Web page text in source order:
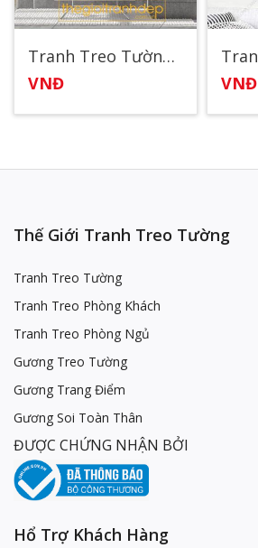
Tranh Treo Tường Thuyền Buồm
VNĐ
VNĐ
Thế Giới Tranh Treo Tường
Tranh Treo Tường
Tranh Treo Phòng Khách
Tranh Treo Phòng Ngủ
Gương Treo Tường
Gương Trang Điểm
Gương Soi Toàn Thân
ĐƯỢC CHỨNG NHẬN BỞI
Hổ Trợ Khách Hàng